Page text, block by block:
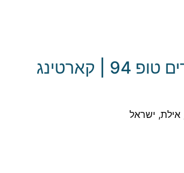
פארק אתגרים טופ 94 | קארטינג